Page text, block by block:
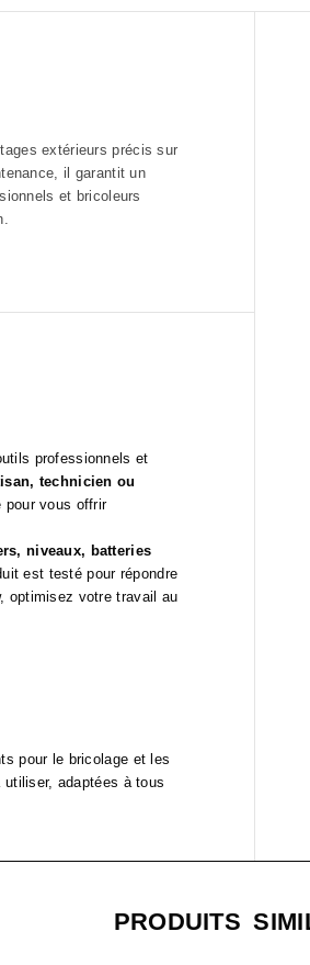
extérieurs précis sur
il garantit un
et bricoleurs
professionnels et
technicien ou
pour vous offrir
niveaux, batteries
est testé pour répondre
optimisez votre travail au
pour le bricolage et les
adaptées à tous
PRODUITS